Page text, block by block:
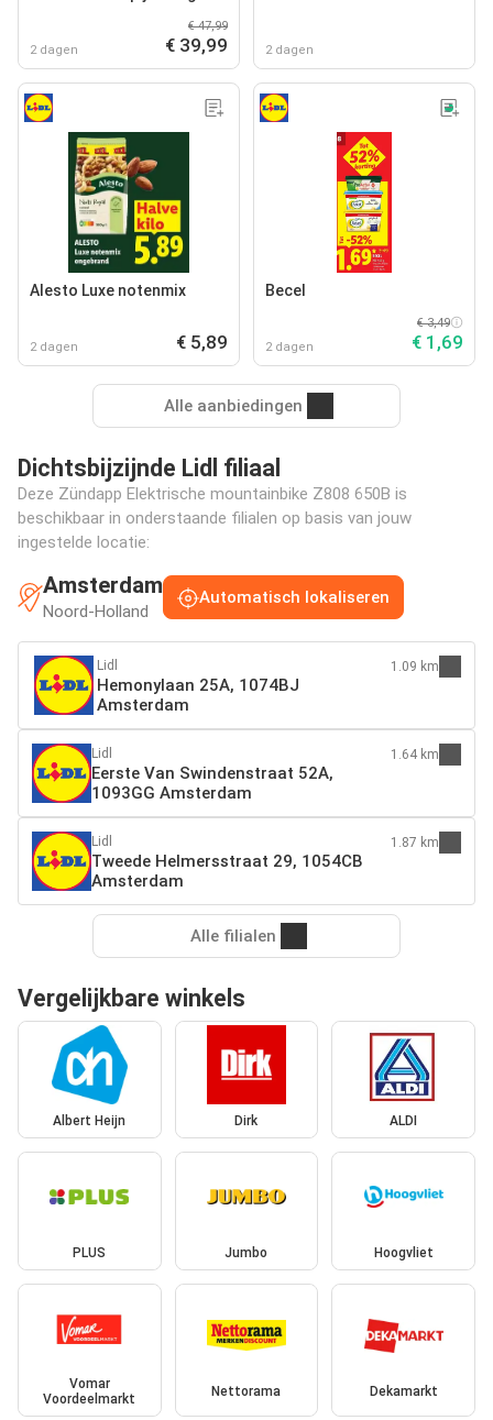
2 dagen
€ 47,99
€ 39,99 2 dagen
Alesto Luxe notenmix
2 dagen € 5,89
Becel
2 dagen
€ 3,49
€ 1,69
Alle aanbiedingen
Dichtsbijzijnde Lidl filiaal
Deze Zündapp Elektrische mountainbike Z808 650B is
beschikbaar in onderstaande filialen op basis van jouw
ingestelde locatie:
Amsterdam
Noord-Holland
Automatisch lokaliseren
Lidl
Hemonylaan 25A, 1074BJ
Amsterdam
1.09 km
Lidl
Eerste Van Swindenstraat 52A,
1093GG Amsterdam
1.64 km
Lidl
Tweede Helmersstraat 29, 1054CB
Amsterdam
1.87 km
Alle filialen
Vergelijkbare winkels
Albert Heijn Dirk ALDI
PLUS Jumbo Hoogvliet
Vomar
Voordeelmarkt
Nettorama Dekamarkt